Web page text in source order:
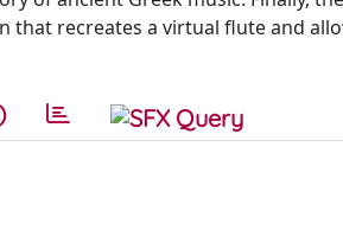
that recreates a virtual flute and